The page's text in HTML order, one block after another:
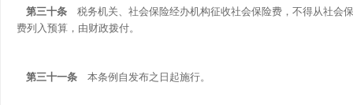
第三十条 税务机关、社会保险经办机构征收社会保险费，不得从社会
费列入预算，由财政拨付。
第三十一条 本条例自发布之日起施行。